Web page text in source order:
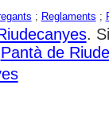
; Reglaments ;
.
Pantà de